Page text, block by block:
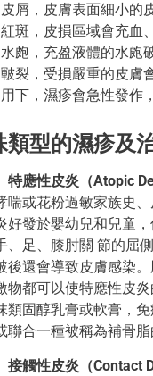
皮屑，皮膚表面細小的
紅斑，皮損區域會充血
水皰，充盈液體的水皰
皸裂，受損嚴重的皮膚
用下，濕疹會急性發作
類型的濕疹及
特應性皮炎（Atopic
喘或花粉過敏家族史
好發於嬰幼兒和兒童
、足、膝肘關 節的屈
後還會導致皮膚感染
物都可以使特應性皮
類固醇乳膏或軟膏，
聯合一種被稱為補骨脂
接觸性皮炎（Contact